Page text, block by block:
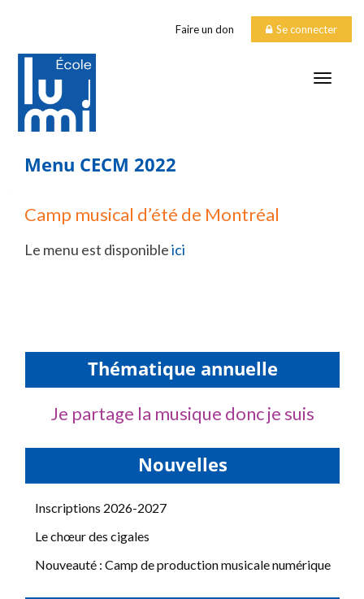
Faire un don Se connecter
Menu CECM 2022
Camp musical d’été de Montréal
Le menu est disponibleici
Thématique annuelle
Je partage la musique donc je suis
Nouvelles
Inscriptions 2026-2027
Le chœur des cigales
Nouveauté : Camp de production musicale numérique